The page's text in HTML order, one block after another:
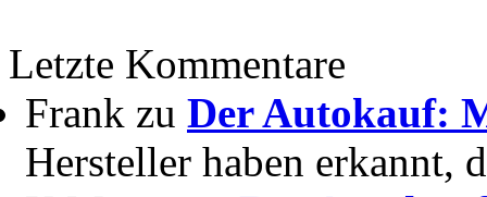
Letzte Kommentare
Frank zu Der Autokauf:
Hersteller haben erkannt,